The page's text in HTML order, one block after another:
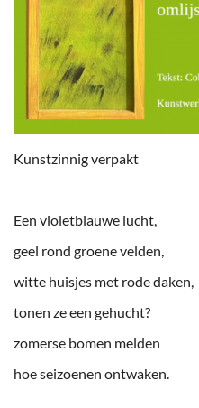
Kunstzinnig verpakt
Een violetblauwe lucht,
geel rond groene velden,
witte huisjes met rode daken,
tonen ze een gehucht?
zomerse bomen melden
hoe seizoenen ontwaken.